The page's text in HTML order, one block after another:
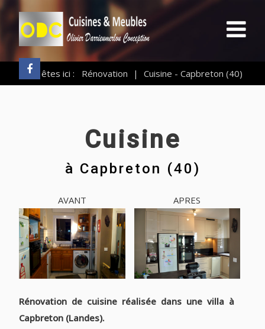
Vous êtes ici : Rénovation | Cuisine - Capbreton (40)
Cuisine
à Capbreton (40)
AVANT APRES
Rénovation de cuisine réalisée dans une villa à
Capbreton (Landes).